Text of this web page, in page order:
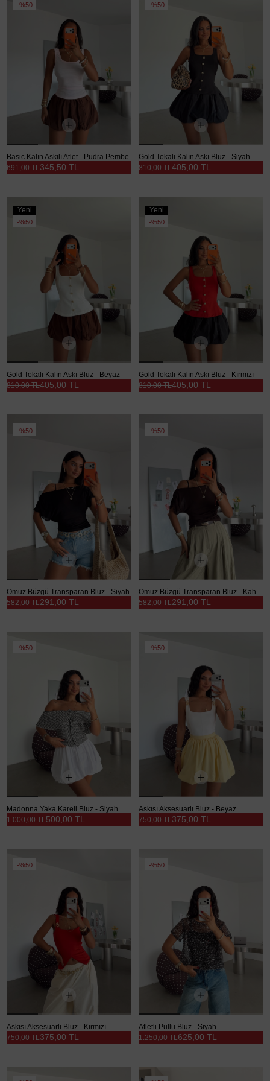
Ürün
%50
Basic Kalın Askılı Atlet - Pudra Pembe
345,50 TL
691,00 TL
Ürün
%50
Gold Tokalı Kalın Askı Bluz - Siyah
405,00 TL
810,00 TL
Yeni
Ürün
%50
Gold Tokalı Kalın Askı Bluz - Beyaz
405,00 TL
810,00 TL
Yeni
Ürün
%50
Gold Tokalı Kalın Askı Bluz - Kırmızı
405,00 TL
810,00 TL
%50
Omuz Büzgü Transparan Bluz - Siyah
291,00 TL
582,00 TL
%50
Omuz Büzgü Transparan Bluz - Kahve
291,00 TL
582,00 TL
%50
Madonna Yaka Kareli Bluz - Siyah
500,00 TL
1.000,00 TL
%50
Askısı Aksesuarlı Bluz - Beyaz
375,00 TL
750,00 TL
%50
Askısı Aksesuarlı Bluz - Kırmızı
375,00 TL
750,00 TL
%50
Atletli Pullu Bluz - Siyah
625,00 TL
1.250,00 TL